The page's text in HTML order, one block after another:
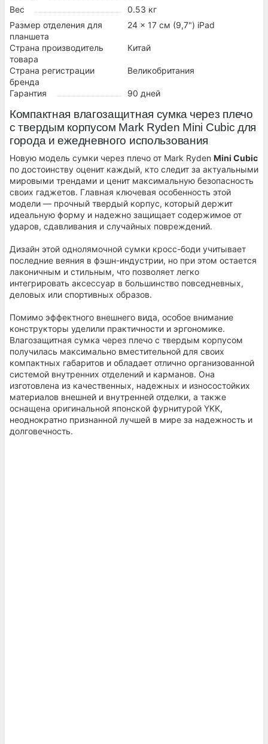
Вес
0.53 кг
Размер отделения для
планшета
24 x 17 см (9,7") iPad
Страна производитель
товара
Китай
Страна регистрации
бренда
Великобритания
Гарантия 90 дней
Компактная влагозащитная сумка через плечо
с твердым корпусом Mark Ryden Mini Cubic для
города и ежедневного использования
Новую модель сумки через плечо от Mark Ryden Mini Cubic
по достоинству оценит каждый, кто следит за актуальными
мировыми трендами и ценит максимальную безопасность
своих гаджетов. Главная ключевая особенность этой
модели — прочный твердый корпус, который держит
идеальную форму и надежно защищает содержимое от
ударов, сдавливания и случайных повреждений.
Дизайн этой однолямочной сумки кросс-боди учитывает
последние веяния в фэшн-индустрии, но при этом остается
лаконичным и стильным, что позволяет легко
интегрировать аксессуар в большинство повседневных,
деловых или спортивных образов.
Помимо эффектного внешнего вида, особое внимание
конструкторы уделили практичности и эргономике.
Влагозащитная сумка через плечо с твердым корпусом
получилась максимально вместительной для своих
компактных габаритов и обладает отлично организованной
системой внутренних отделений и карманов. Она
изготовлена из качественных, надежных и износостойких
материалов внешней и внутренней отделки, а также
оснащена оригинальной японской фурнитурой YKK,
неоднократно признанной лучшей в мире за надежность и
долговечность.